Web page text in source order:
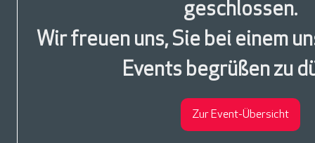
geschlossen.
Wir freuen uns, Sie bei einem
Events begrüßen zu
Zur Event-Übersicht